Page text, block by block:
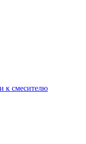
к смесителю